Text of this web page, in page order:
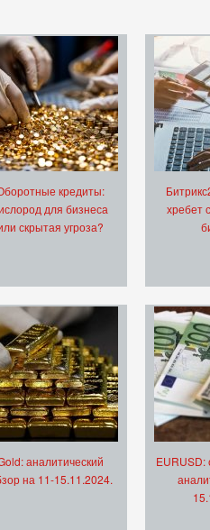
кредиты:
для бизнеса
скрытая угроза?
хребет
аналитический
на 11-15.11.2024.
EURUSD: